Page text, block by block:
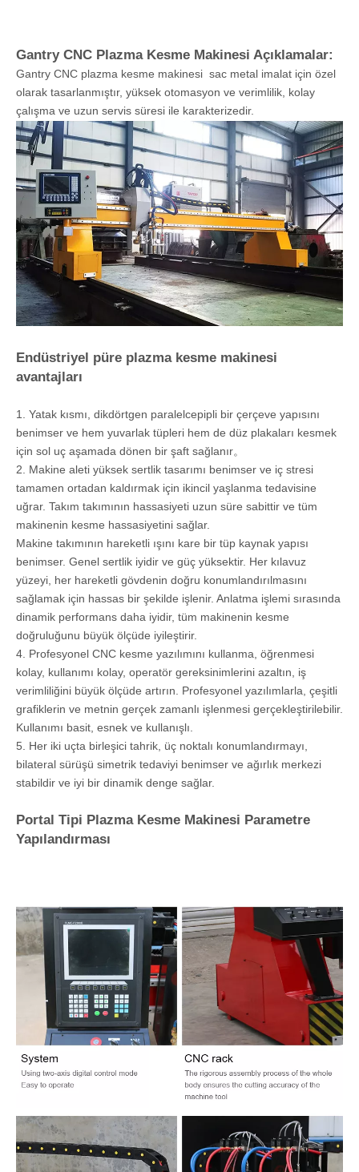
Gantry CNC Plazma Kesme Makinesi Açıklamalar:
Gantry CNC plazma kesme makinesi sac metal imalat için özel
olarak tasarlanmıştır, yüksek otomasyon ve verimlilik, kolay
çalışma ve uzun servis süresi ile karakterizedir.
Endüstriyel püre plazma kesme makinesi
avantajları
1. Yatak kısmı, dikdörtgen paralelcepipli bir çerçeve yapısını
benimser ve hem yuvarlak tüpleri hem de düz plakaları kesmek
için sol uç aşamada dönen bir şaft sağlanır。
2. Makine aleti yüksek sertlik tasarımı benimser ve iç stresi
tamamen ortadan kaldırmak için ikincil yaşlanma tedavisine
uğrar. Takım takımının hassasiyeti uzun süre sabittir ve tüm
makinenin kesme hassasiyetini sağlar.
Makine takımının hareketli ışını kare bir tüp kaynak yapısı
benimser. Genel sertlik iyidir ve güç yüksektir. Her kılavuz
yüzeyi, her hareketli gövdenin doğru konumlandırılmasını
dinamik performans daha iyidir, tüm makinenin kesme
doğruluğunu büyük ölçüde iyileştirir.
grafiklerin ve metnin gerçek zamanlı işlenmesi gerçekleştirilebilir.
Kullanımı basit, esnek ve kullanışlı.
5. Her iki uçta birleşici tahrik, üç noktalı konumlandırmayı,
bilateral sürüşü simetrik tedaviyi benimser ve ağırlık merkezi
stabildir ve iyi bir dinamik denge sağlar.
Portal Tipi Plazma Kesme Makinesi Parametre
Yapılandırması